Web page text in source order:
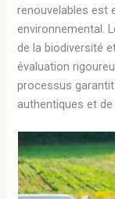
renouvelables est
environnemental.
de la biodiversité
évaluation
processus
authentiques et de